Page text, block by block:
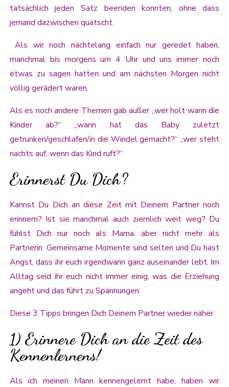
tatsächlich jeden Satz beenden konnten, ohne dass
jemand dazwischen quatscht.
Als wir noch nächtelang einfach nur geredet haben,
manchmal bis morgens um 4 Uhr und uns immer noch
etwas zu sagen hatten und am nächsten Morgen nicht
völlig gerädert waren.
Als es noch andere Themen gab außer „wer holt wann die
Kinder ab?“ „wann hat das Baby zuletzt
getrunken/geschlafen/in die Windel gemacht?“ „wer steht
nachts auf, wenn das Kind ruft?“
Erinnerst Du Dich?
Kannst Du Dich an diese Zeit mit Deinem Partner noch
erinnern? Ist sie manchmal auch ziemlich weit weg? Du
fühlst Dich nur noch als Mama, aber nicht mehr als
Partnerin. Gemeinsame Momente sind selten und Du hast
Angst, dass ihr euch irgendwann ganz auseinander lebt. Im
Alltag seid ihr euch nicht immer einig, was die Erziehung
angeht und das führt zu Spannungen.
Diese 3 Tipps bringen Dich Deinem Partner wieder näher.
1) Erinnere Dich an die Zeit des
Kennenlernens!
Als ich meinen Mann kennengelernt habe, haben wir